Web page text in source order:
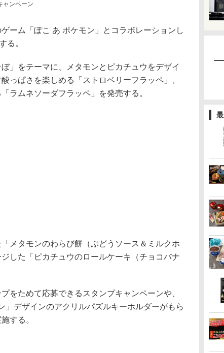
ャンペーン
ーム「ぽこ あ ポケモン」とコラボレーションし
る。
」をテーマに、メタモンとピカチュウをデザイ
っぱさを楽しめる「ストロベリーフラッペ」、
ラムネソーダフラッペ」を発売する。
メタモンのわらび餅（ぶどうソース＆ミルクホ
した「ピカチュウのロールケーキ（チョコバナ
をためて応募できるスタンプキャンペーンや、
」デザインのアクリルパズルキーホルダーがもら
する。